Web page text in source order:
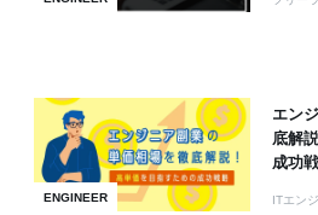
ENGINEER
エン
底解
成功
ITエン